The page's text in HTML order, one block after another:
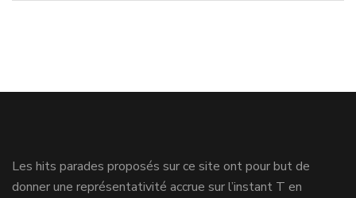
Les hits parades proposés sur ce site ont pour but de
donner une représentativité accrue sur l’instant T en